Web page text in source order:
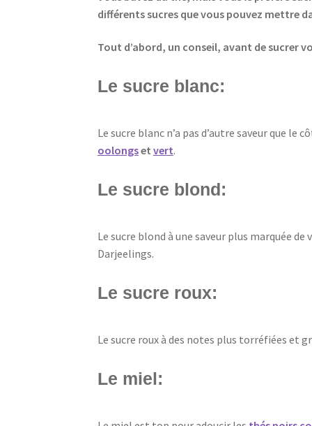
différents sucres que vous pouvez mettre
Tout d’abord, un conseil, avant de sucrer
Le sucre blanc:
Le sucre blanc n’a pas d’autre saveur que
oolongsetvert.
Le sucre blond:
Le sucre blond à une saveur plus marquée
Darjeelings.
Le sucre roux:
Le sucre roux à des notes plus torréfiées et
Le miel: